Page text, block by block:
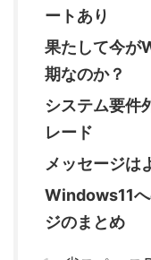
ートあり
果たして今が
期なのか？
システム要件
レード
メッセージは
Windows11
ジのまとめ